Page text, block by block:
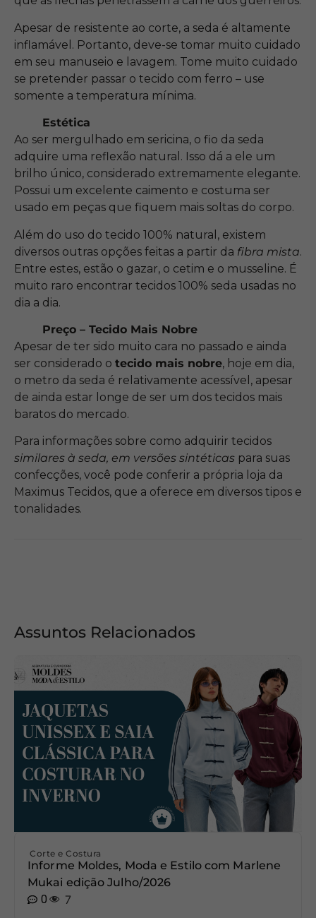
Apesar de resistente ao corte, a seda é altamente
inflamável. Portanto, deve-se tomar muito cuidado
em seu manuseio e lavagem. Tome muito cuidado
se pretender passar o tecido com ferro – use
somente a temperatura mínima.
Estética
Ao ser mergulhado em sericina, o fio da seda
adquire uma reflexão natural. Isso dá a ele um
brilho único, considerado extremamente elegante.
Possui um excelente caimento e costuma ser
usado em peças que fiquem mais soltas do corpo.
Além do uso do tecido 100% natural, existem
diversos outras opções feitas a partir da fibra mista.
Entre estes, estão o gazar, o cetim e o musseline. É
muito raro encontrar tecidos 100% seda usadas no
dia a dia.
Preço – Tecido Mais Nobre
Apesar de ter sido muito cara no passado e ainda
ser considerado o tecido mais nobre, hoje em dia,
o metro da seda é relativamente acessível, apesar
de ainda estar longe de ser um dos tecidos mais
baratos do mercado.
Para informações sobre como adquirir tecidos
similares à seda, em versões sintéticas para suas
confecções, você pode conferir a própria loja da
Maximus Tecidos, que a oferece em diversos tipos e
tonalidades.
Assuntos Relacionados
Corte e Costura
Informe Moldes, Moda e Estilo com Marlene
Mukai edição Julho/2026
0
7